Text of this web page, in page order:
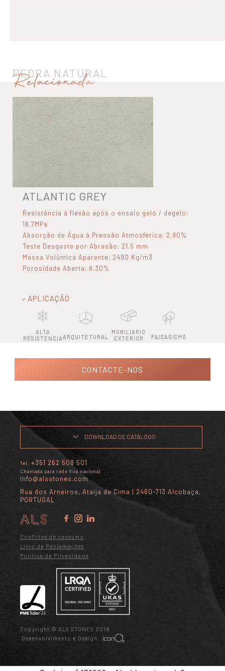
PEDRA NATURAL
Relacionada
ATLANTIC GREY
Resistência à flexão após o ensaio gelo / degelo:
16.7MPa
Absorção de Água à Pressão Atmosférica: 2.90%
Teste Desgaste por Abrasão: 21.5 mm
Massa Volúmica Aparente: 2490 Kg/m3
Porosidade Aberta: 8.30%
APLICAÇÃO
ALTA
RESISTENCIA ARQUITETURAL
MOBILIARIO
EXTERIOR
PAISAGISMO
CONTACTE-NOS
DOWNLOAD DE CATÁLOGO
Tel: +351 262 508 501
Chamada para rede fixa nacional
info@alsstones.com
Rua dos Arneiros, Ataíja de Cima | 2460-713 Alcobaça,
PORTUGAL
Conflitos de consumo
Livro de Reclamações
Política de Privacidade
Copyright © ALS STONES 2019
Desenvolvimento e Design: